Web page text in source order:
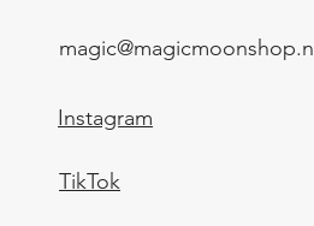
magic@magicmoonshop.nl
Instagram
TikTok